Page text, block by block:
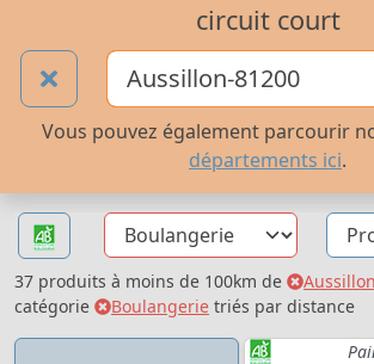
circuit court
Vous pouvez également parcourir
départements ici.
37 produits à moins de 100km de
catégorie
Boulangerie triés par distance